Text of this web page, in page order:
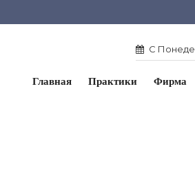
С
Главная Практики Фирма